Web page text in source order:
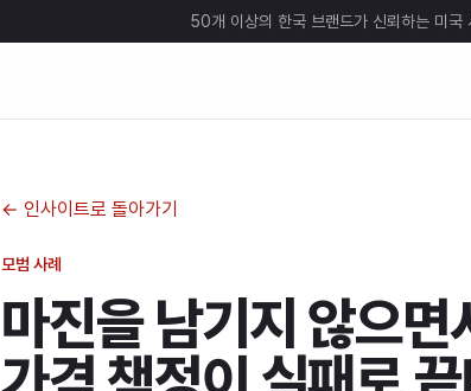
50개 이상의 한국 브랜드가 신뢰하는 미국
← 인사이트로 돌아가기
모범 사례
마진을 남기지 않으